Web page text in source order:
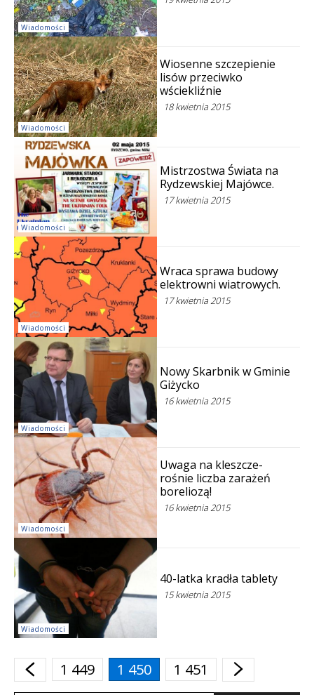
Wiadomości
Wiadomości
Wiosenne szczepienie
lisów przeciwko
wściekliźnie
18 kwietnia 2015
Wiadomości
Mistrzostwa Świata na
Rydzewskiej Majówce.
17 kwietnia 2015
Wiadomości
Wraca sprawa budowy
elektrowni wiatrowych.
17 kwietnia 2015
Wiadomości
Nowy Skarbnik w Gminie
Giżycko
16 kwietnia 2015
Wiadomości
Uwaga na kleszcze-
rośnie liczba zarażeń
boreliozą!
16 kwietnia 2015
Wiadomości
40-latka kradła tablety
15 kwietnia 2015
1 449 1 450 1 451